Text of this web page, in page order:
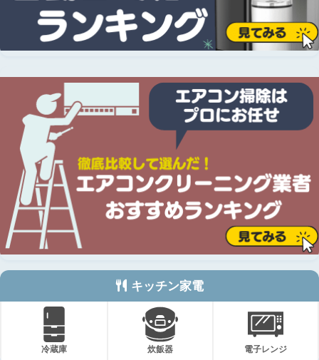
キッチン家電
冷蔵庫 炊飯器 電子レンジ